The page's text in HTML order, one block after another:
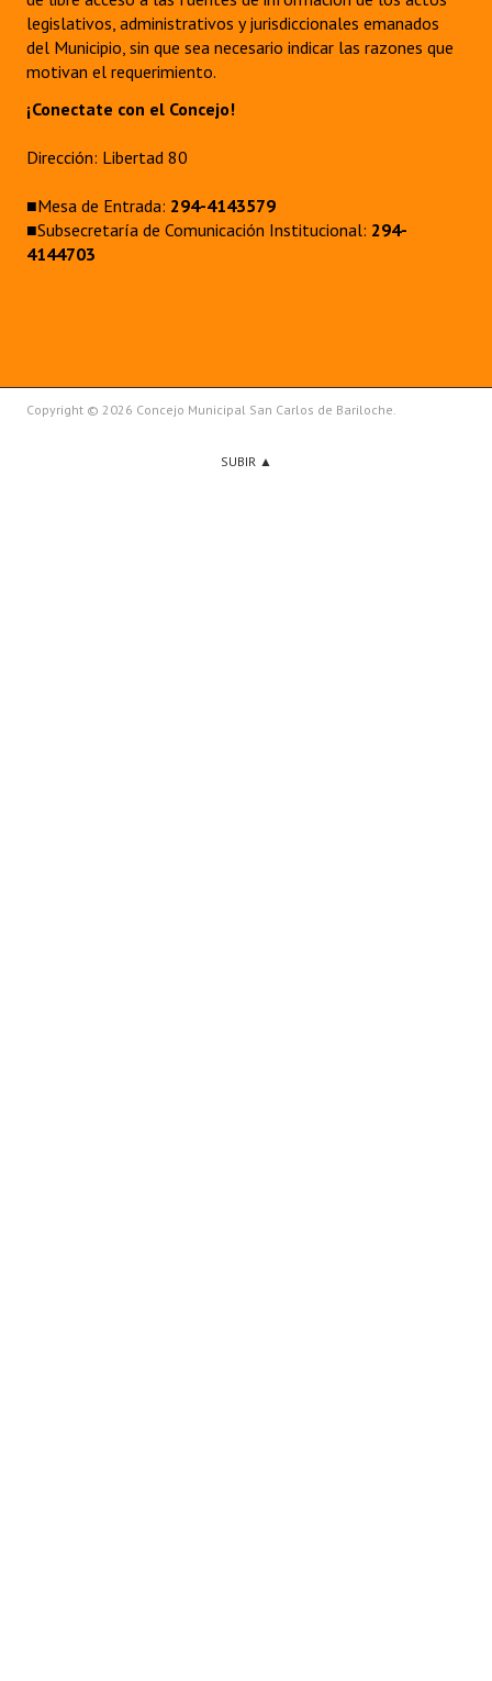
legislativos, administrativos y jurisdiccionales emanados
del Municipio, sin que sea necesario indicar las razones que
motivan el requerimiento.
¡Conectate con el Concejo!
Dirección: Libertad 80
■Mesa de Entrada: 294-4143579
■Subsecretaría de Comunicación Institucional: 294-
4144703
Copyright © 2026 Concejo Municipal San Carlos de Bariloche.
SUBIR ▲